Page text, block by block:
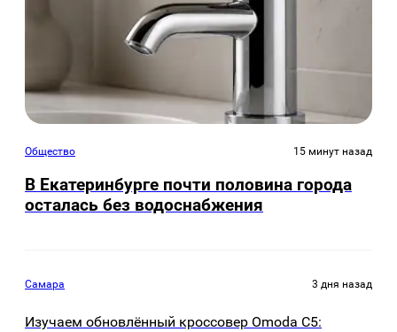
Общество 15 минут назад
В Екатеринбурге почти половина города
осталась без водоснабжения
Самара 3 дня назад
Изучаем обновлённый кроссовер Omoda C5: